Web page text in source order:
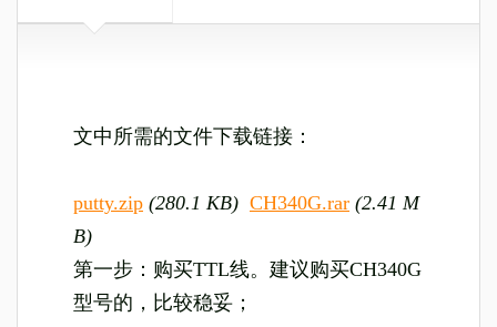
文中所需的文件下载链接：
putty.zip (280.1 KB) CH340G.rar (2.41 M
B)
第一步：购买TTL线。建议购买CH340G
型号的，比较稳妥；